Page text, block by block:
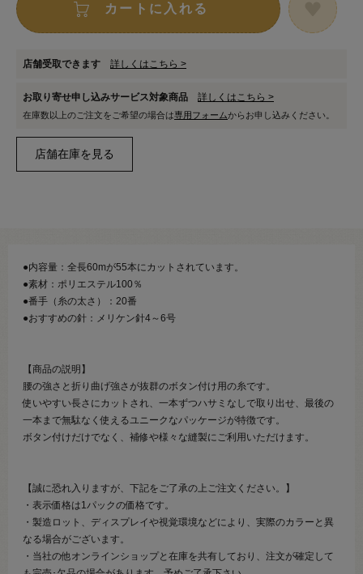
カートに入れる
店舗受取できます 詳しくはこちら >
お取り寄せ申し込みサービス対象商品 詳しくはこちら >
在庫数以上のご注文をご希望の場合は専用フォームからお申し込みください。
●内容量：全長60mが55本にカットされています。
●素材：ポリエステル100％
●番手（糸の太さ）：20番
●おすすめの針：メリケン針4～6号
【商品の説明】
腰の強さと折り曲げ強さが抜群のボタン付け用の糸です。
使いやすい長さにカットされ、一本ずつハサミなしで取り出せ、最後の
一本まで無駄なく使えるユニークなパッケージが特徴です。
ボタン付けだけでなく、補修や様々な縫製にご利用いただけます。
【誠に恐れ入りますが、下記をご了承の上ご注文ください。】
・表示価格は1パックの価格です。
・製造ロット、ディスプレイや視覚環境などにより、実際のカラーと異
なる場合がございます。
・当社の他オンラインショップと在庫を共有しており、注文が確定して